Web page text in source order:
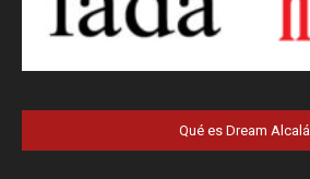
Qué es Dream Alcalá